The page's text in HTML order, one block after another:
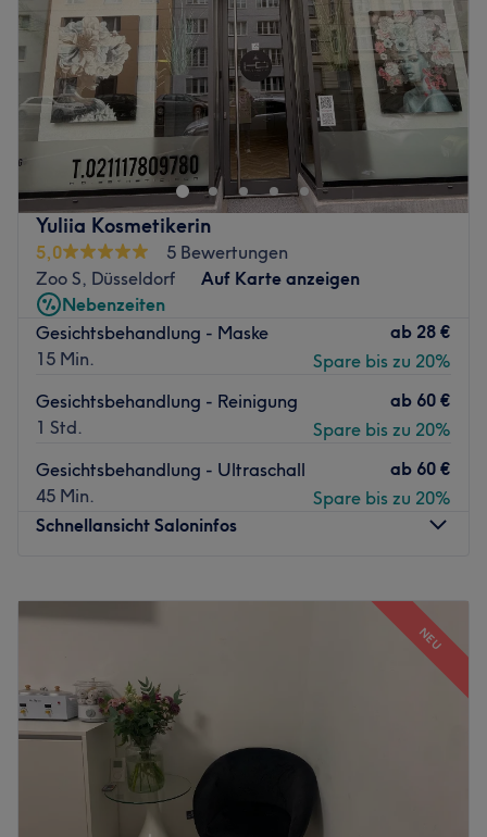
Yuliia Kosmetikerin
5,0
5 Bewertungen
Zoo S, Düsseldorf
Auf Karte anzeigen
Nebenzeiten
Gesichtsbehandlung - Maske
15 Min.
ab 28 €
Spare bis zu 20%
Gesichtsbehandlung - Reinigung
1 Std.
ab 60 €
Spare bis zu 20%
Gesichtsbehandlung - Ultraschall
45 Min.
ab 60 €
Spare bis zu 20%
Schnellansicht Saloninfos
–20:00
20:00
Freitag
Samstag
Sonntag
Bei Yuliia Kosmetikerin in Düsseldorf dreht sich alles um
strahlende Haut und echte Wohlfühlmomente. Das Studio
NEU